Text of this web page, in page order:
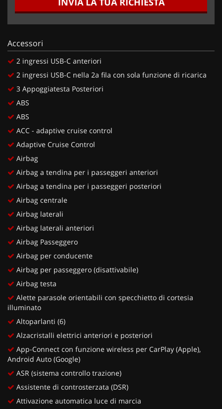
Accessori
2 ingressi USB-C anteriori
2 ingressi USB-C nella 2a fila con sola funzione di ricarica
3 Appoggiatesta Posteriori
ABS
ABS
ACC - adaptive cruise control
Adaptive Cruise Control
Airbag
Airbag a tendina per i passeggeri anteriori
Airbag a tendina per i passeggeri posteriori
Airbag centrale
Airbag laterali
Airbag laterali anteriori
Airbag Passeggero
Airbag per conducente
Airbag per passeggero (disattivabile)
Airbag testa
Alette parasole orientabili con specchietto di cortesia
illuminato
Altoparlanti (6)
Alzacristalli elettrici anteriori e posteriori
App-Connect con funzione wireless per CarPlay (Apple),
Android Auto (Google)
ASR (sistema controllo trazione)
Assistente di controsterzata (DSR)
Attivazione automatica luce di marcia